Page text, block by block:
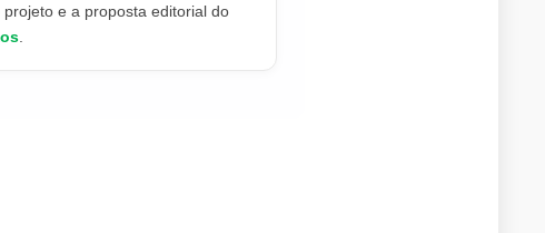
e a proposta editorial do